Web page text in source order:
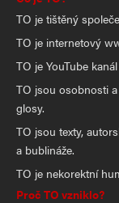
TO je tištěný
TO je internetový
TO je YouTube
TO jsou osobnosti
glosy.
TO jsou texty,
a bublináže.
TO je nekorektní
Proč TO vzniklo?